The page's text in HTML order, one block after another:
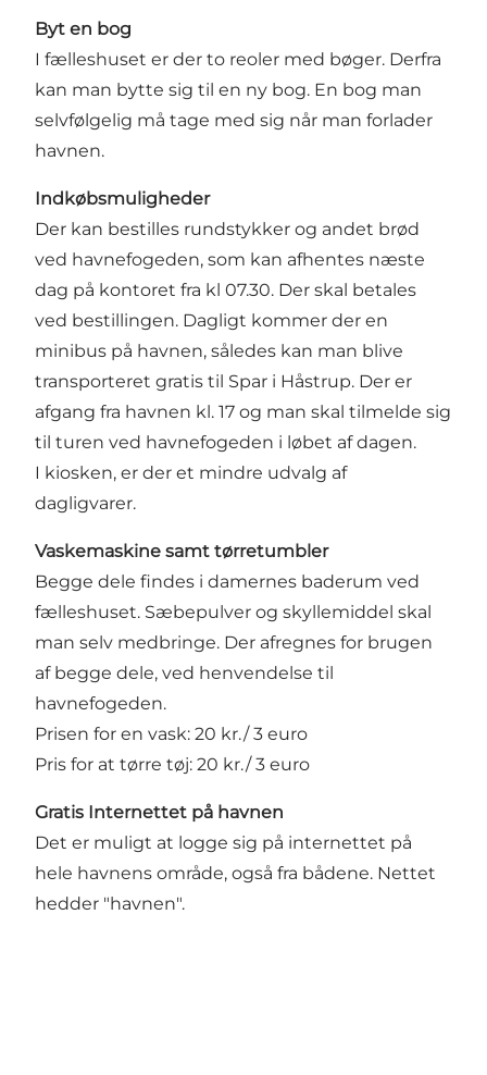
Byt en bog
I fælleshuset er der to reoler med bøger. Derfra
kan man bytte sig til en ny bog. En bog man
selvfølgelig må tage med sig når man forlader
havnen.
Indkøbsmuligheder
Der kan bestilles rundstykker og andet brød
ved havnefogeden, som kan afhentes næste
dag på kontoret fra kl 07.30. Der skal betales
ved bestillingen. Dagligt kommer der en
minibus på havnen, således kan man blive
transporteret gratis til Spar i Håstrup. Der er
afgang fra havnen kl. 17 og man skal tilmelde sig
til turen ved havnefogeden i løbet af dagen.
I kiosken, er der et mindre udvalg af
dagligvarer.
Vaskemaskine samt tørretumbler
Begge dele findes i damernes baderum ved
fælleshuset. Sæbepulver og skyllemiddel skal
man selv medbringe. Der afregnes for brugen
af begge dele, ved henvendelse til
havnefogeden.
Prisen for en vask: 20 kr./ 3 euro
Pris for at tørre tøj: 20 kr./ 3 euro
Gratis Internettet på havnen
Det er muligt at logge sig på internettet på
hele havnens område, også fra bådene. Nettet
hedder "havnen".